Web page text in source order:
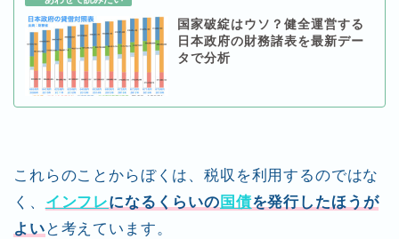
国家破綻はウソ？健全運営する
日本政府の財務諸表を最新デー
タで分析
これらのことからぼくは、税収を利用するのではな
く、 インフレになるくらいの 国債を発行したほうが
よい と考えています。